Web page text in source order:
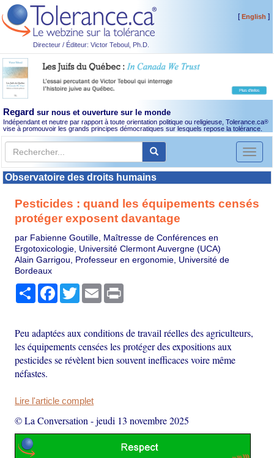
Directeur / Éditeur: Victor Teboul, Ph.D.
[English ]
Regard sur nous et ouverture sur le monde
Indépendant et neutre par rapport à toute orientation politique ou religieuse, Tolerance.ca®
vise à promouvoir les grands principes démocratiques sur lesquels repose la tolérance.
Toggle
Observatoire des droits humains
Pesticides : quand les équipements censés
protéger exposent davantage
par Fabienne Goutille, Maîtresse de Conférences en
Ergotoxicologie, Université Clermont Auvergne (UCA)
Alain Garrigou, Professeur en ergonomie, Université de
Bordeaux
PartagerFacebook
TwitterEmail
Peu adaptées aux conditions de travail réelles des agriculteurs,
les équipements censées les protéger des expositions aux
pesticides se révèlent bien souvent inefficaces voire même
néfastes.
Lire l'article complet
© La Conversation -jeudi 13 novembre 2025